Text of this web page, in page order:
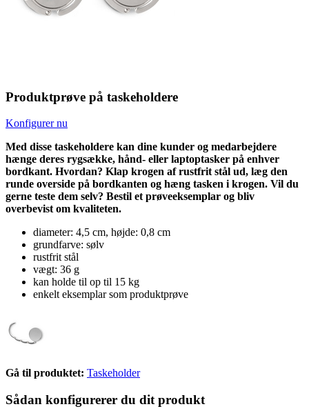
Produktprøve på taskeholdere
Konfigurer nu
Med disse taskeholdere kan dine kunder og medarbejdere
hænge deres rygsække, hånd- eller laptoptasker på enhver
bordkant. Hvordan? Klap krogen af rustfrit stål ud, læg den
runde overside på bordkanten og hæng tasken i krogen. Vil du
gerne teste dem selv? Bestil et prøveeksemplar og bliv
overbevist om kvaliteten.
diameter: 4,5 cm, højde: 0,8 cm
grundfarve: sølv
rustfrit stål
vægt: 36 g
kan holde til op til 15 kg
enkelt eksemplar som produktprøve
Gå til produktet: Taskeholder
Sådan konfigurerer du dit produkt